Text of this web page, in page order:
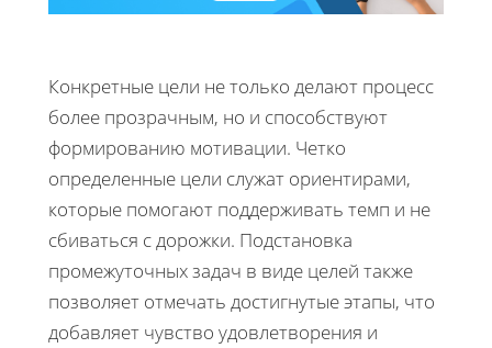
Конкретные цели не только делают процесс
более прозрачным, но и способствуют
формированию мотивации. Четко
определенные цели служат ориентирами,
которые помогают поддерживать темп и не
сбиваться с дорожки. Подстановка
промежуточных задач в виде целей также
позволяет отмечать достигнутые этапы, что
добавляет чувство удовлетворения и